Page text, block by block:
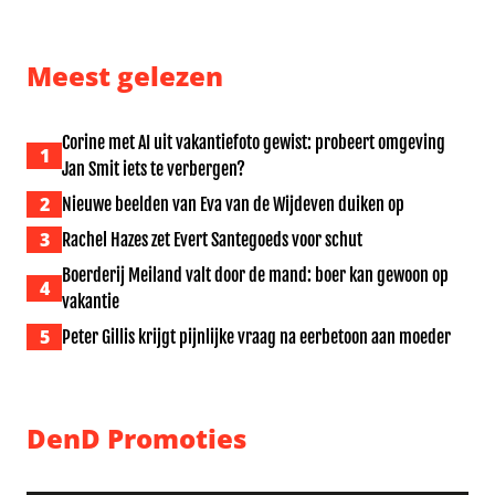
Meest gelezen
1
Corine met AI uit vakantiefoto gewist: probeert omgeving
Jan Smit iets te verbergen?
2 Nieuwe beelden van Eva van de Wijdeven duiken op
3 Rachel Hazes zet Evert Santegoeds voor schut
4
Boerderij Meiland valt door de mand: boer kan gewoon op
vakantie
5 Peter Gillis krijgt pijnlijke vraag na eerbetoon aan moeder
DenD Promoties